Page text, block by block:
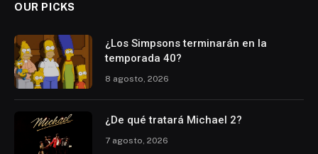
OUR PICKS
¿Los Simpsons terminarán en la
temporada 40?
8 agosto, 2026
¿De qué tratará Michael 2?
7 agosto, 2026